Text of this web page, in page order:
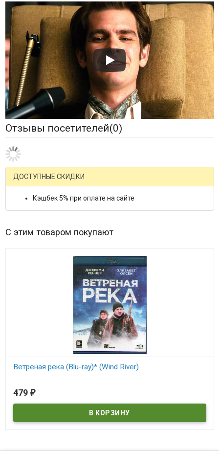
Отзывы посетителей(0)
ДОСТУПНЫЕ СКИДКИ
Кэшбек 5% при оплате на сайте
С этим товаром покупают
Ветреная река (Blu-ray)* (Wind River)
479 ₽